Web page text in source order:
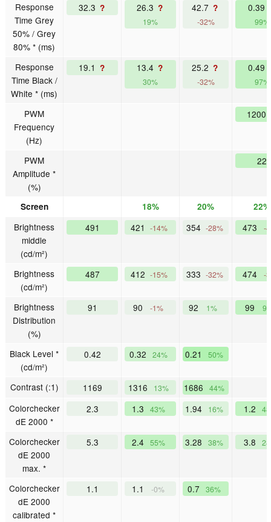
Response
Time Grey
50% / Grey
80% * (ms)
32.3 ? 26.3 ?
19%
42.7 ?
-32%
0.39
99%
Response
Time Black /
White * (ms)
19.1 ? 13.4 ?
30%
25.2 ?
-32%
0.49
97%
PWM
Frequency
(Hz)
1200
PWM
Amplitude *
(%)
22
Screen 18% 20% 22%
Brightness
middle
(cd/m²)
491 421 -14% 354 -28% 473 -
Brightness
(cd/m²)
487 412 -15% 333 -32% 474 -
Brightness
Distribution
(%)
91 90 -1% 92 1% 99
Black Level *
(cd/m²)
0.42 0.32 24% 0.21 50%
Contrast (:1) 1169 1316 13% 1686 44%
Colorchecker
dE 2000 *
2.3 1.3 43% 1.94 16% 1.2
Colorchecker
dE 2000
max. *
5.3 2.4 55% 3.28 38% 3.8
Colorchecker
dE 2000
calibrated *
1.1 1.1 -0% 0.7 36%